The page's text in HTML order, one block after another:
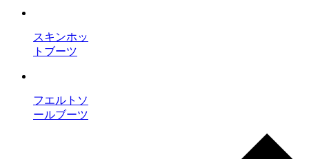
スキンホッ
トブーツ
フエルトソ
ールブーツ